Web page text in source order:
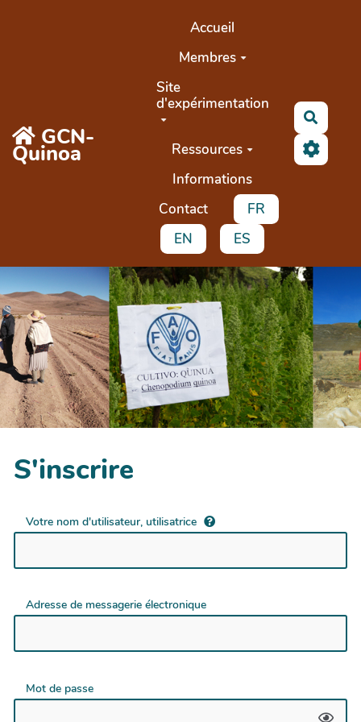
GCN-
Quinoa
Accueil
Membres
Site
d'expérimentation
Ressources
Informations
Contact
FR
EN
ES
S'inscrire
Votre nom d'utilisateur, utilisatrice
Adresse de messagerie électronique
Mot de passe